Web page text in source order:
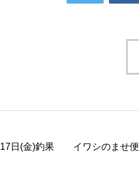
17日(金)釣果 イワシのませ便